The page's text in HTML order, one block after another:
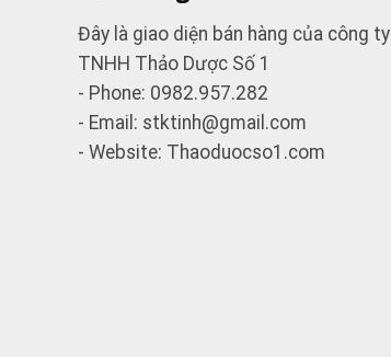
Đây là giao diện bán hàng của công ty
TNHH Thảo Dược Số 1
- Phone: 0982.957.282
- Email: stktinh@gmail.com
- Website: Thaoduocso1.com